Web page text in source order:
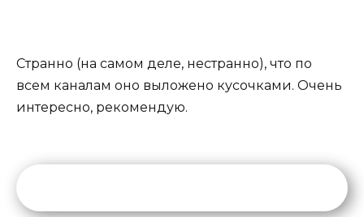
Странно (на самом деле, нестранно), что по
всем каналам оно выложено кусочками. Очень
интересно, рекомендую.